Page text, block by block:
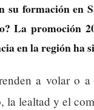
su formación en
La promoción
en la región ha
a volar o
la lealtad y el